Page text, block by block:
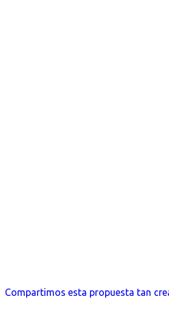
Compartimos esta propuesta tan